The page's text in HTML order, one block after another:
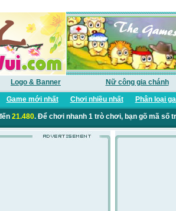
Logo & Banner Nữ công gia chánh
Game mới nhất Chơi nhiều nhất Phân loại
21.480. Để chơi nhanh 1 trò chơi, bạn gõ mã số